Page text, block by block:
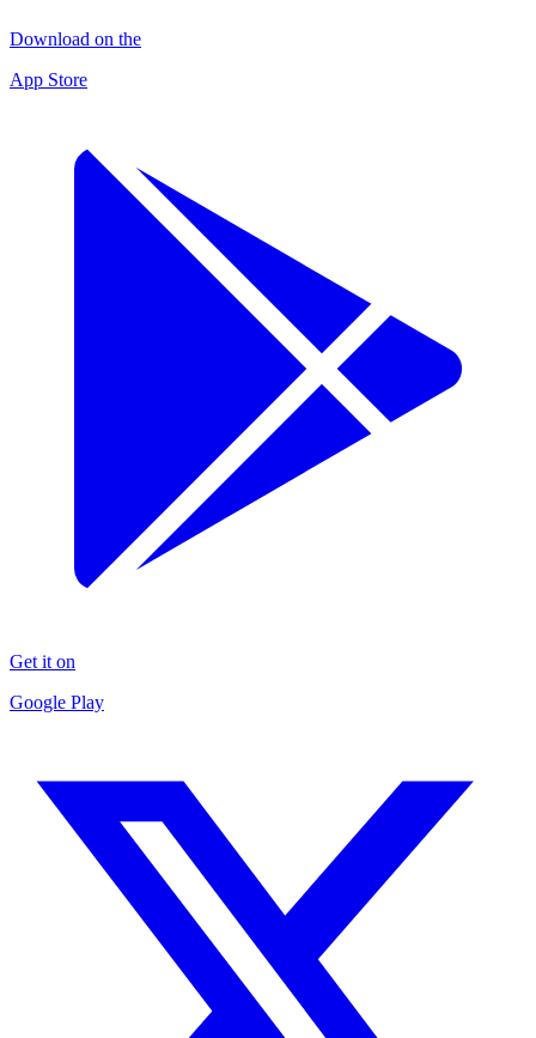
Download on the
App Store
Get it on
Google Play